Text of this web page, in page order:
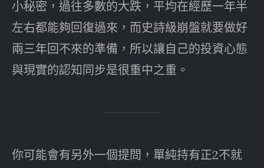
小秘密，過往多數的大跌，平均在經歷一年半
左右都能夠回復過來，而史詩級崩盤就要做好
兩三年回不來的準備，所以讓自己的投資心態
與現實的認知同步是很重中之重。
你可能會有另外一個提問，單純持有正2不就